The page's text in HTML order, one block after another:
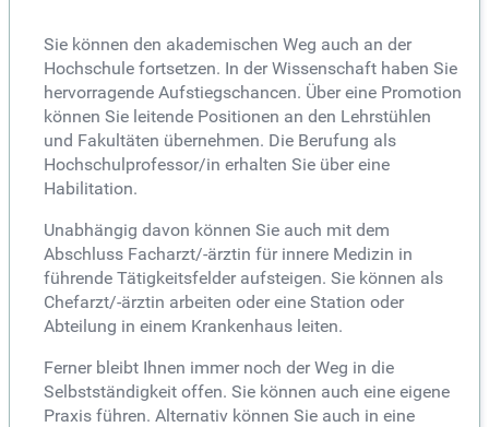
Sie können den akademischen Weg auch an der
Hochschule fortsetzen. In der Wissenschaft haben Sie
hervorragende Aufstiegschancen. Über eine Promotion
können Sie leitende Positionen an den Lehrstühlen
und Fakultäten übernehmen. Die Berufung als
Hochschulprofessor/in erhalten Sie über eine
Habilitation.
Unabhängig davon können Sie auch mit dem
Abschluss Facharzt/-ärztin für innere Medizin in
führende Tätigkeitsfelder aufsteigen. Sie können als
Chefarzt/-ärztin arbeiten oder eine Station oder
Abteilung in einem Krankenhaus leiten.
Ferner bleibt Ihnen immer noch der Weg in die
Selbstständigkeit offen. Sie können auch eine eigene
Praxis führen. Alternativ können Sie auch in eine